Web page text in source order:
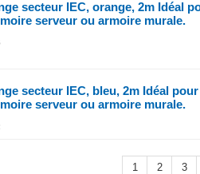
secteur IEC, orange, 2m Idéal
serveur ou armoire murale.
secteur IEC, bleu, 2m Idéal
serveur ou armoire murale.
1 2 3